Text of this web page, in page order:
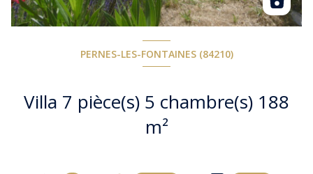
PERNES-LES-FONTAINES (84210)
Villa 7 pièce(s) 5 chambre(s) 188
m²